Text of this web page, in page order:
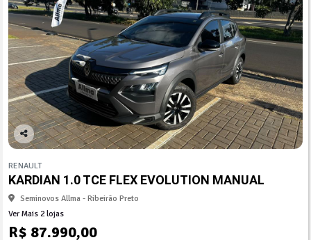
Co
arti
lhe
RENAULT
KARDIAN 1.0 TCE FLEX EVOLUTION MANUAL
Seminovos Allma - Ribeirão Preto
Ver Mais 2 lojas
R$ 87.990,00